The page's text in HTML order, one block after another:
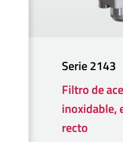
Serie2143
Filtro de
inoxidable,
recto